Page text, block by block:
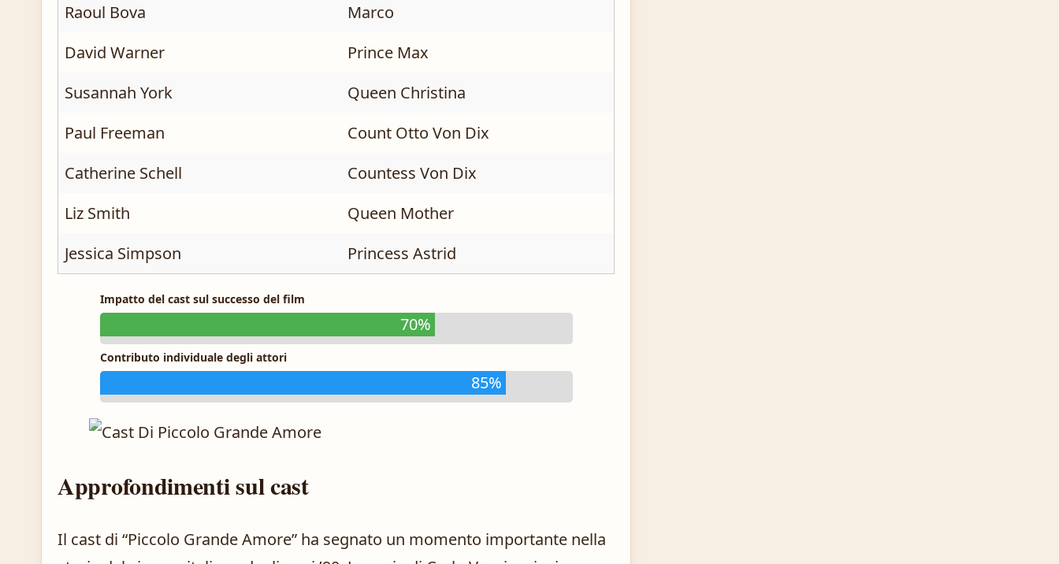
Raoul Bova
Marco
David Warner
Prince Max
Susannah York
Queen Christina
Paul Freeman
Count Otto Von Dix
Catherine Schell
Countess Von Dix
Liz Smith
Queen Mother
Jessica Simpson
Princess Astrid
Impatto del cast sul successo del film
70%
Contributo individuale degli attori
85%
Approfondimenti sul cast
Il cast di “Piccolo Grande Amore” ha segnato un momento importante nella